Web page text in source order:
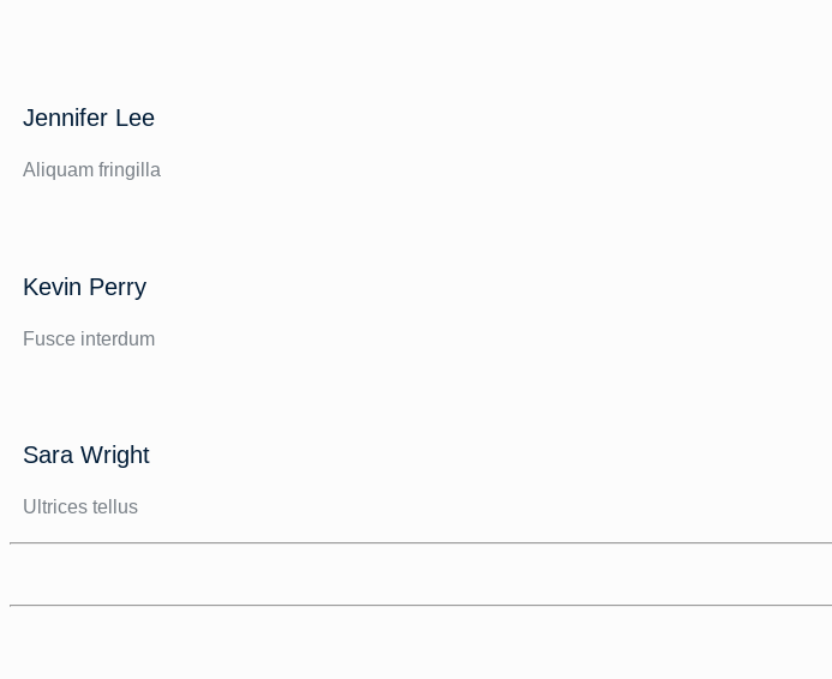
Jennifer Lee
Aliquam fringilla
Kevin Perry
Fusce interdum
Sara Wright
Ultrices tellus